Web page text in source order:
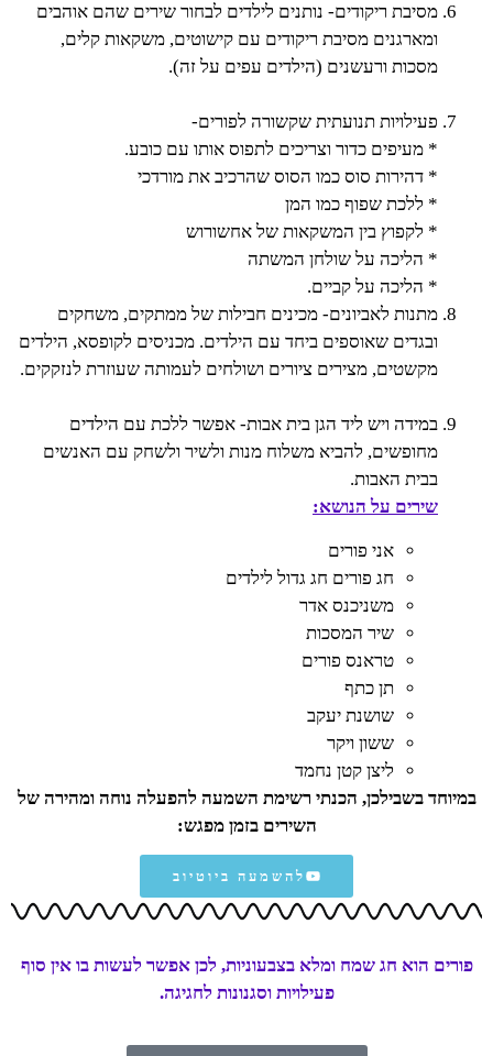
מסיבת ריקודים- נותנים לילדים לבחור שירים שהם אוהבים
ומארגנים מסיבת ריקודים עם קישוטים, משקאות קלים,
מסכות ורעשנים (הילדים עפים על זה).
פעילויות תנועתית שקשורה לפורים-
* מעיפים כדור וצריכים לתפוס אותו עם כובע.
* דהירות סוס כמו הסוס שהרכיב את מורדכי
* ללכת שפוף כמו המן
* לקפוץ בין המשקאות של אחשורוש
* הליכה על שולחן המשתה
* הליכה על קביים.
מתנות לאביונים- מכינים חבילות של ממתקים, משחקים
ובגדים שאוספים ביחד עם הילדים. מכניסים לקופסא, הילדים
מקשטים, מצירים ציורים ושולחים לעמותה שעוזרת לנזקקים.
במידה ויש ליד הגן בית אבות- אפשר ללכת עם הילדים
מחופשים, להביא משלוח מנות ולשיר ולשחק עם האנשים
בבית האבות.
שירים על הנושא:
אני פורים
חג פורים חג גדול לילדים
משניכנס אדר
שיר המסכות
טראנס פורים
תן כתף
שושנת יעקב
ששון ויקר
ליצן קטן נחמד
במיוחד בשבילכן, הכנתי רשימת השמעה להפעלה נוחה ומהירה של
השירים בזמן מפגש:
להשמעה ביוטיוב
פורים הוא חג שמח ומלא בצבעוניות, לכן אפשר לעשות בו אין סוף
פעילויות וסגנונות לחגיגה.